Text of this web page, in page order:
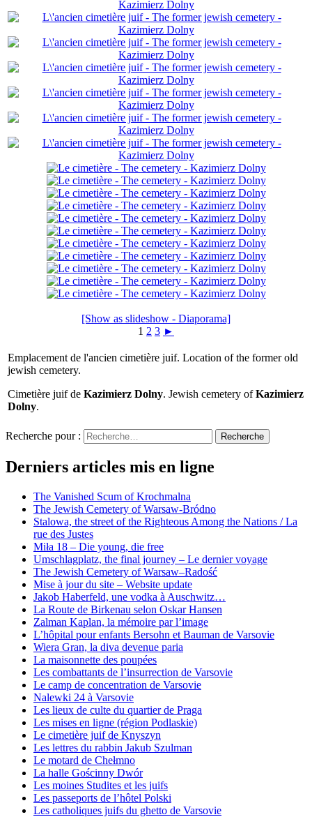
[Show as slideshow - Diaporama]
1 2 3 ►
Emplacement de l'ancien cimetière juif. Location of the former old
jewish cemetery.
Cimetière juif de Kazimierz Dolny. Jewish cemetery ofKazimierz
Dolny.
Recherche pour : Recherche
Derniers articles mis en ligne
The Vanished Scum of Krochmalna
The Jewish Cemetery of Warsaw-Bródno
Stalowa, the street of the Righteous Among the Nations / La
rue des Justes
Miła 18 – Die young, die free
Umschlagplatz, the final journey – Le dernier voyage
The Jewish Cemetery of Warsaw–Radość
Mise à jour du site – Website update
Jakob Haberfeld, une vodka à Auschwitz…
La Route de Birkenau selon Oskar Hansen
Zalman Kaplan, la mémoire par l’image
L’hôpital pour enfants Bersohn et Bauman de Varsovie
Wiera Gran, la diva devenue paria
La maisonnette des poupées
Les combattants de l’insurrection de Varsovie
Le camp de concentration de Varsovie
Nalewki 24 à Varsovie
Les lieux de culte du quartier de Praga
Les mises en ligne (région Podlaskie)
Le cimetière juif de Knyszyn
Les lettres du rabbin Jakub Szulman
Le motard de Chełmno
La halle Gościnny Dwór
Les moines Studites et les juifs
Les passeports de l’hôtel Polski
Les catholiques juifs du ghetto de Varsovie